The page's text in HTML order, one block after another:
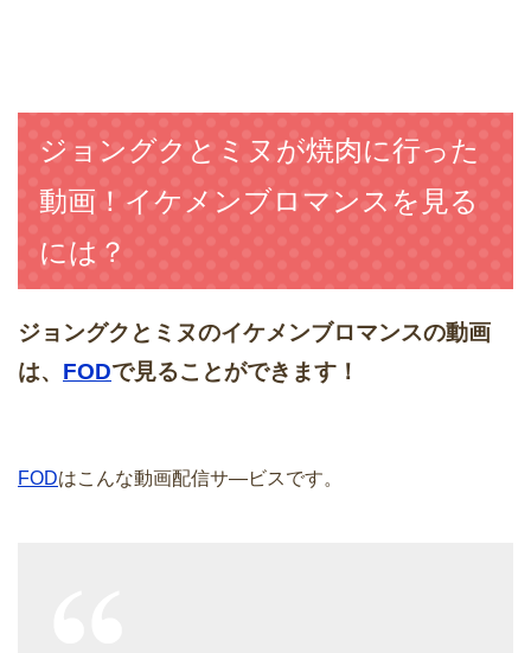
ジョングクとミヌが焼肉に行った
動画！イケメンブロマンスを見る
には？
ジョングクとミヌのイケメンブロマンスの動画
は、 FODで見ることができます！
FODはこんな動画配信サ―ビスです。